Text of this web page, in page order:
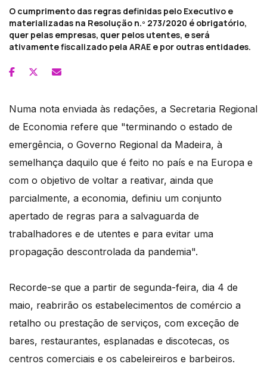
O cumprimento das regras definidas pelo Executivo e
materializadas na Resolução n.º 273/2020 é obrigatório,
quer pelas empresas, quer pelos utentes, e será
ativamente fiscalizado pela ARAE e por outras entidades.
Numa nota enviada às redações, a Secretaria Regional
de Economia refere que "terminando o estado de
emergência, o Governo Regional da Madeira, à
semelhança daquilo que é feito no país e na Europa e
com o objetivo de voltar a reativar, ainda que
parcialmente, a economia, definiu um conjunto
apertado de regras para a salvaguarda de
trabalhadores e de utentes e para evitar uma
propagação descontrolada da pandemia".
Recorde-se que a partir de segunda-feira, dia 4 de
maio, reabrirão os estabelecimentos de comércio a
retalho ou prestação de serviços, com exceção de
bares, restaurantes, esplanadas e discotecas, os
centros comerciais e os cabeleireiros e barbeiros.